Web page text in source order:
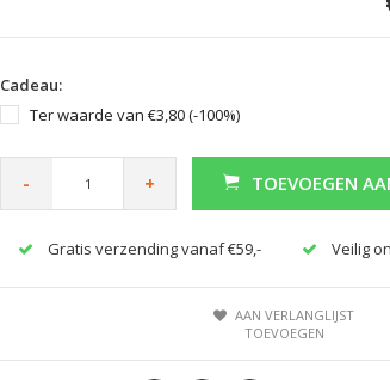
Cadeau:
Ter waarde van €3,80 (-100%)
- + TOEVOEGEN
Gratis verzending vanaf €59,- Veilig
AAN VERLANGLIJST
TOEVOEGEN